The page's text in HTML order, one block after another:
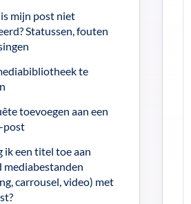
mijn post niet
Statussen, fouten
te
toevoegen aan een
post
ik een titel toe aan
mediabestanden
carrousel, video) met